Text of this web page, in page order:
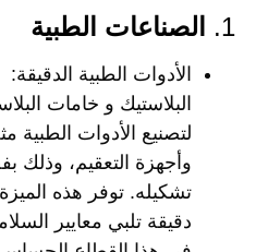
1. الصناعات الطبية
الأدوات الطبية الدقيقة:
البلاستيك و خامات
لتصنيع الأدوات الطبية
وأجهزة التعقيم، وذلك
تشكيله. توفر هذه الميزة
دقيقة تلبي معايير